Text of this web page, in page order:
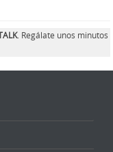
. Regálate unos minutos